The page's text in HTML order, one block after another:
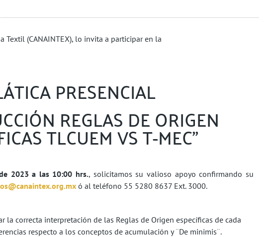
Textil (CANAINTEX), lo invita a participar en la
PRESENCIAL
REGLAS DE ORIGEN
TLCUEM VS T-MEC”
2023 a las 10:00 hrs., solicitamos su valioso apoyo confirmando su
ó al teléfono 55 5280 8637 Ext. 3000.
la correcta interpretación de las Reglas de Origen específicas de cada
respecto a los conceptos de acumulación y ¨De minimis¨.